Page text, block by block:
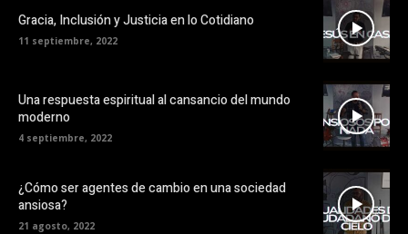
Gracia, Inclusión y Justicia en lo Cotidiano
11 septiembre, 2022
Una respuesta espiritual al cansancio del mundo
moderno
4 septiembre, 2022
¿Cómo ser agentes de cambio en una sociedad
ansiosa?
21 agosto, 2022